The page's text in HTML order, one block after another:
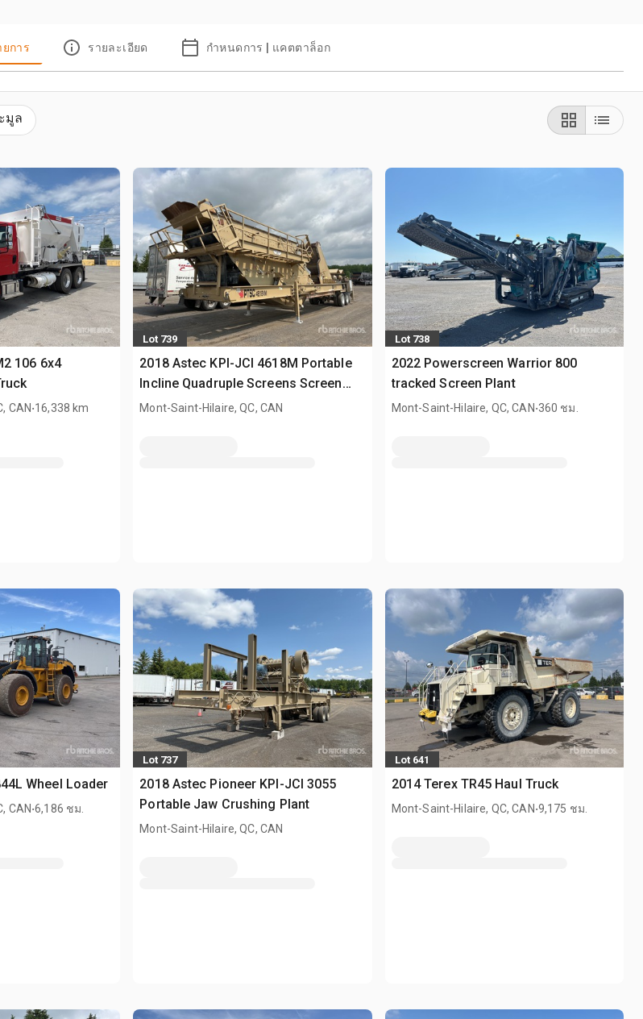
ยการ รายละเอียด กำหนดการ | แคตตาล็อก
มูล
106 6x4
CAN.16,338 km
Lot 739
2018 Astec KPI-JCI 4618M Portable
Incline Quadruple Screens Screen
Plant
Mont-Saint-Hilaire, QC, CAN
Lot 738
2022 Powerscreen Warrior 800
tracked Screen Plant
Mont-Saint-Hilaire, QC, CAN.360 ชม.
Wheel Loader
CAN.6,186 ชม.
Lot 737
2018 Astec Pioneer KPI-JCI 3055
Portable Jaw Crushing Plant
Mont-Saint-Hilaire, QC, CAN
Lot 641
2014 Terex TR45 Haul Truck
Mont-Saint-Hilaire, QC, CAN.9,175 ชม.